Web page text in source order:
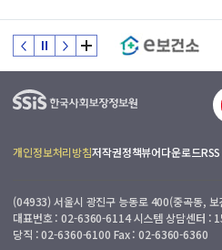
개인정보처리방침저작권정책뷰어다운로드RSS
(04933) 서울시 광진구 능동로 400(중곡동, 보
대표번호 : 02-6360-6114 시스템 상담센터 :
당직 : 02-6360-6100 Fax : 02-6360-6360